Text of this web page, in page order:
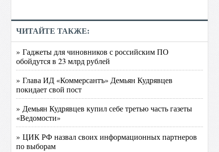
ЧИТАЙТЕ ТАКЖЕ:
» Гаджеты для чиновников с российским ПО
обойдутся в 23 млрд рублей
» Глава ИД «Коммерсантъ» Демьян Кудрявцев
покидает свой пост
» Демьян Кудрявцев купил себе третью часть газеты
«Ведомости»
» ЦИК РФ назвал своих информационных партнеров
по выборам